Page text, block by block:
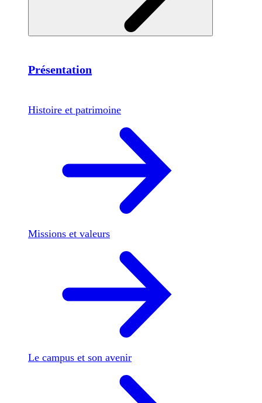
Présentation
Histoire et patrimoine
Missions et valeurs
Le campus et son avenir